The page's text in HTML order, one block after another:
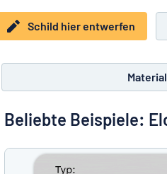
Kennzeichnung
Heim
Büro
und
Alle Kategorien anzeigen
Kundenservice
Schild hier entwerfen
Material
Beliebte Beispiele: